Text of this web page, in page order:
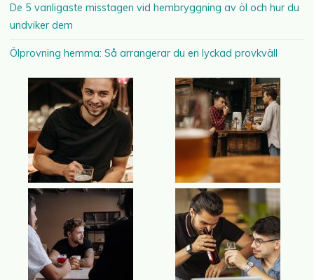
De 5 vanligaste misstagen vid hembryggning av öl och hur du
undviker dem
Ölprovning hemma: Så arrangerar du en lyckad provkväll